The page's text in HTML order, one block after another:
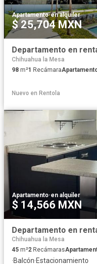
Apartamento·en alquiler
$ 25,704 MXN
Departamento en
Chihuahua la Mesa
98 m²1 Recámara
Nuevo en Rentola
Apartamento·en alquiler
$ 14,566 MXN
Departamento en
Chihuahua la Mesa
45 m²2 Recámaras
·Balcón·Estacionamiento